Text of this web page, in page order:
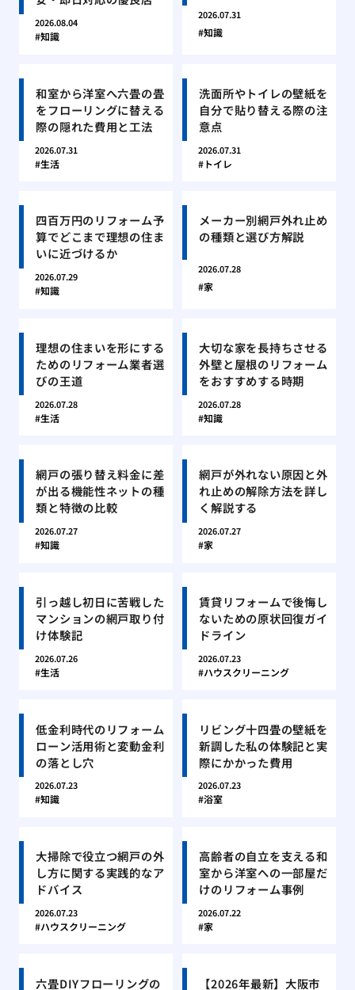
2026.08.04
知識
2026.07.31
知識
和室から洋室へ六畳の畳
をフローリングに替える
際の隠れた費用と工法
2026.07.31
生活
洗面所やトイレの壁紙を
自分で貼り替える際の注
意点
2026.07.31
トイレ
四百万円のリフォーム予
算でどこまで理想の住ま
いに近づけるか
2026.07.29
知識
メーカー別網戸外れ止め
の種類と選び方解説
2026.07.28
家
理想の住まいを形にする
ためのリフォーム業者選
びの王道
2026.07.28
生活
大切な家を長持ちさせる
外壁と屋根のリフォーム
をおすすめする時期
2026.07.28
知識
網戸の張り替え料金に差
が出る機能性ネットの種
類と特徴の比較
2026.07.27
知識
網戸が外れない原因と外
れ止めの解除方法を詳し
く解説する
2026.07.27
家
引っ越し初日に苦戦した
マンションの網戸取り付
け体験記
2026.07.26
生活
賃貸リフォームで後悔し
ないための原状回復ガイ
ドライン
2026.07.23
ハウスクリーニング
低金利時代のリフォーム
ローン活用術と変動金利
の落とし穴
2026.07.23
知識
リビング十四畳の壁紙を
新調した私の体験記と実
際にかかった費用
2026.07.23
浴室
大掃除で役立つ網戸の外
し方に関する実践的なア
ドバイス
2026.07.23
ハウスクリーニング
高齢者の自立を支える和
室から洋室への一部屋だ
けのリフォーム事例
2026.07.22
家
六畳DIYフローリングの
【2026年最新】大阪市